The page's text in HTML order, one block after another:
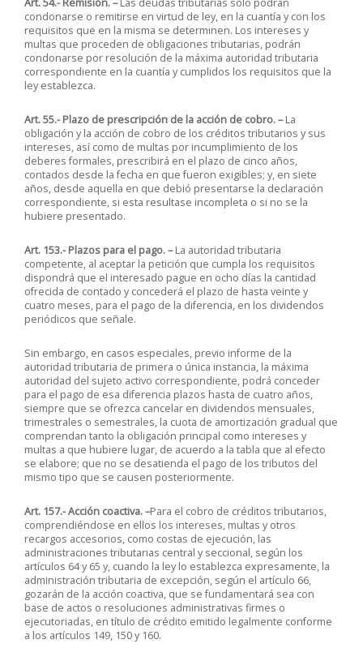
condonarse o remitirse en virtud de ley, en la cuantía y con los
requisitos que en la misma se determinen. Los intereses y
multas que proceden de obligaciones tributarias, podrán
condonarse por resolución de la máxima autoridad tributaria
correspondiente en la cuantía y cumplidos los requisitos que la
ley establezca.
Art. 55.- Plazo de prescripción de la acción de cobro. –La
obligación y la acción de cobro de los créditos tributarios y sus
intereses, así como de multas por incumplimiento de los
deberes formales, prescribirá en el plazo de cinco años,
contados desde la fecha en que fueron exigibles; y, en siete
años, desde aquella en que debió presentarse la declaración
correspondiente, si esta resultase incompleta o si no se la
hubiere presentado.
Art. 153.- Plazos para el pago. –La autoridad tributaria
competente, al aceptar la petición que cumpla los requisitos
dispondrá que el interesado pague en ocho días la cantidad
ofrecida de contado y concederá el plazo de hasta veinte y
cuatro meses, para el pago de la diferencia, en los dividendos
periódicos que señale.
Sin embargo, en casos especiales, previo informe de la
autoridad tributaria de primera o única instancia, la máxima
autoridad del sujeto activo correspondiente, podrá conceder
para el pago de esa diferencia plazos hasta de cuatro años,
siempre que se ofrezca cancelar en dividendos mensuales,
trimestrales o semestrales, la cuota de amortización gradual que
comprendan tanto la obligación principal como intereses y
multas a que hubiere lugar, de acuerdo a la tabla que al efecto
se elabore; que no se desatienda el pago de los tributos del
mismo tipo que se causen posteriormente.
Art. 157.- Acción coactiva. –Para el cobro de créditos tributarios,
comprendiéndose en ellos los intereses, multas y otros
recargos accesorios, como costas de ejecución, las
administraciones tributarias central y seccional, según los
artículos 64 y 65 y, cuando la ley lo establezca expresamente, la
administración tributaria de excepción, según el artículo 66,
gozarán de la acción coactiva, que se fundamentará sea con
base de actos o resoluciones administrativas firmes o
ejecutoriadas, en título de crédito emitido legalmente conforme
a los artículos 149, 150 y 160.